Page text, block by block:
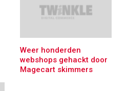
Weer honderden
webshops gehackt door
Magecart skimmers